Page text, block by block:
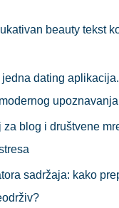
beauty tekst
dating
za blog i društvene
sadržaja: kako